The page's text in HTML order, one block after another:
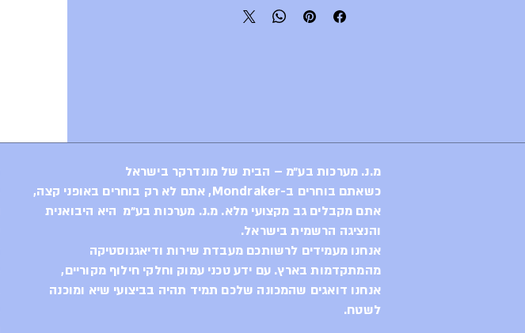
בעליה הקליפרים שלנו בקיאים באילוף האופניים
באופניים בצורה היעילה ביותר!
מ.נ. מערכות בע״מ – הבית של מונדרקר בישראל
כשאתם בוחרים ב-Mondraker, אתם לא רק בוחרים באופני קצה,
אתם מקבלים גב מקצועי מלא. מ.נ. מערכות בע״מ היא היבואנית
והנציגה הרשמית בישראל.
אנחנו מעמידים לרשותכם מעבדת שירות ודיאגנוסטיקה
מהמתקדמות בארץ. עם ידע טכני עמוק וחלקי חילוף מקוריים,
אנחנו דואגים שהמכונה שלכם תמיד תהיה בביצועי שיא ומוכנה
לשטח.